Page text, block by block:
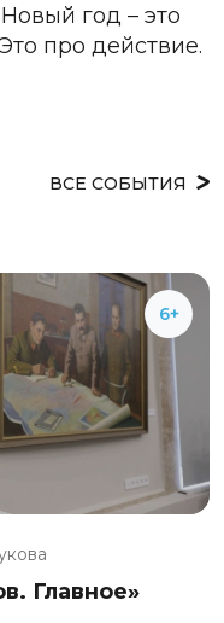
год – это
про действие.
ВСЕ СОБЫТИЯ
6+
Главное»